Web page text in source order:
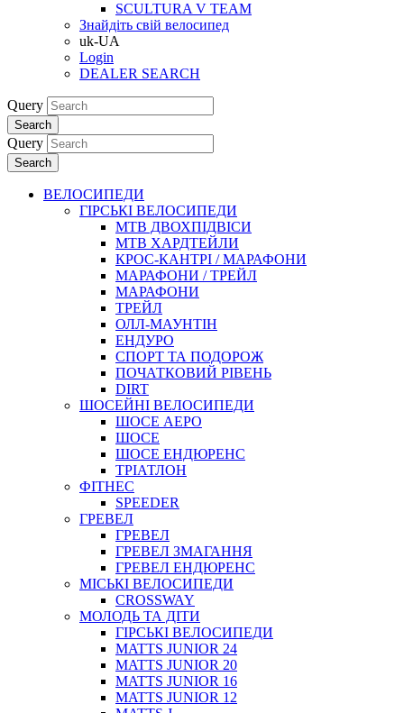
SCULTURA V TEAM
Знайдіть свій велосипед
uk-UA
Login
DEALER SEARCH
Query
Search
Query
Search
ВЕЛОСИПЕДИ
ГІРСЬКІ ВЕЛОСИПЕДИ
MTB ДВОХПIДВIСИ
MTB ХАРДТЕЙЛИ
КРОС-КАНТРI / МАРАФОНИ
МАРАФОНИ / ТРЕЙЛ
МАРАФОНИ
ТРЕЙЛ
ОЛЛ-МАУНТIН
ЕНДУРО
СПОРТ ТА ПОДОРОЖ
ПОЧАТКОВИЙ РIВЕНЬ
DIRT
ШОСЕЙНІ ВЕЛОСИПЕДИ
ШОСЕ АЕРО
ШОСЕ
ШОСЕ ЕНДЮРЕНС
ТРІАТЛОН
ФІТНЕС
SPEEDER
ГРЕВЕЛ
ГРЕВЕЛ
ГРЕВЕЛ ЗМАГАННЯ
ГРЕВЕЛ ЕНДЮРЕНС
МІСЬКІ ВЕЛОСИПЕДИ
CROSSWAY
МОЛОДЬ ТА ДІТИ
ГIРСЬКI ВЕЛОСИПЕДИ
MATTS JUNIOR 24
MATTS JUNIOR 20
MATTS JUNIOR 16
MATTS JUNIOR 12